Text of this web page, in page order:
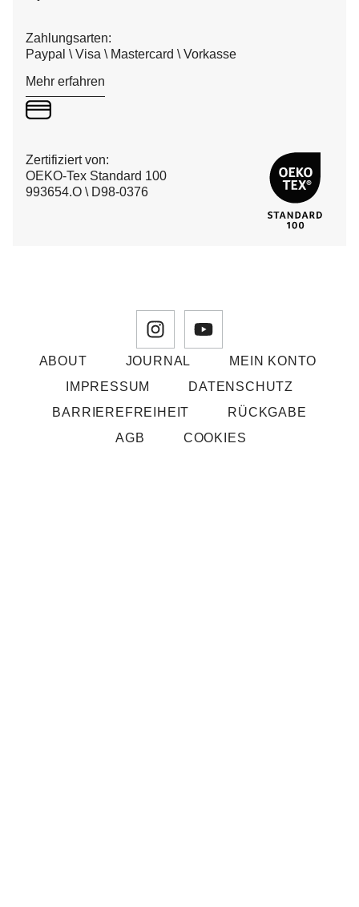
Zahlungsarten:
Paypal \ Visa \ Mastercard \ Vorkasse
Mehr erfahren
Zertifiziert von:
OEKO-Tex Standard 100
993654.O \ D98-0376
ABOUT JOURNAL
MEIN KONTO
IMPRESSUM
DATENSCHUTZ
BARRIERE­FREIHEIT
RÜCKGABE
AGB
COOKIES